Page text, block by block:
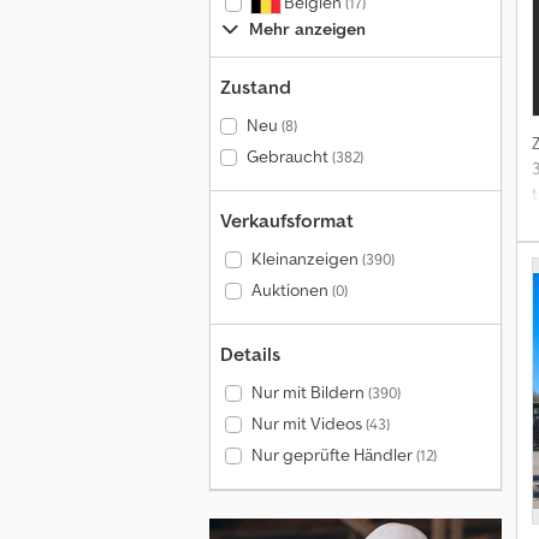
Mehr anzeigen
Zustand
Neu (8)
Gebraucht(382)
Verkaufsformat
Kleinanzeigen (390)
Auktionen (0)
Details
Nur mit Bildern (390)
Nur mit Videos(43)
Nur geprüfte Händler(12)